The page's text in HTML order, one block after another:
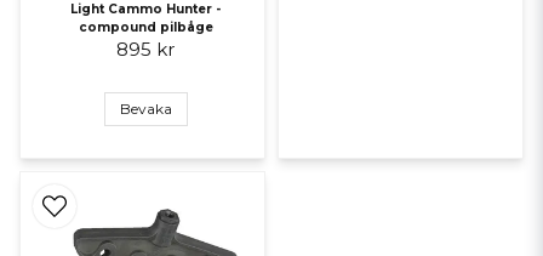
Light Cammo Hunter -
compound pilbåge
895 kr
Bevaka